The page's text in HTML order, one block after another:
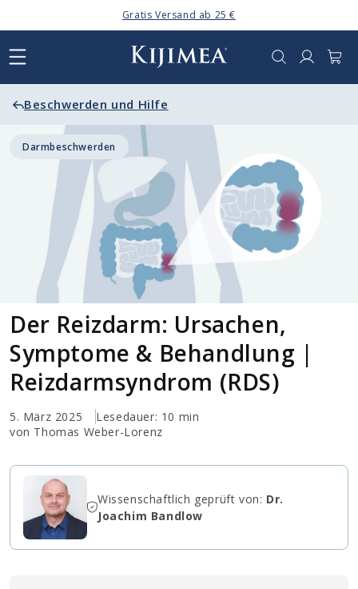
Inhalt
Gratis Versand ab 25 €
Anmelden
Beschwerden und Hilfe
Darmbeschwerden
Der Reizdarm: Ursachen,
Symptome & Behandlung |
Reizdarmsyndrom (RDS)
5. März 2025
Lesedauer: 10 min
von Thomas Weber-Lorenz
Wissenschaftlich geprüft von: Dr.
Joachim Bandlow